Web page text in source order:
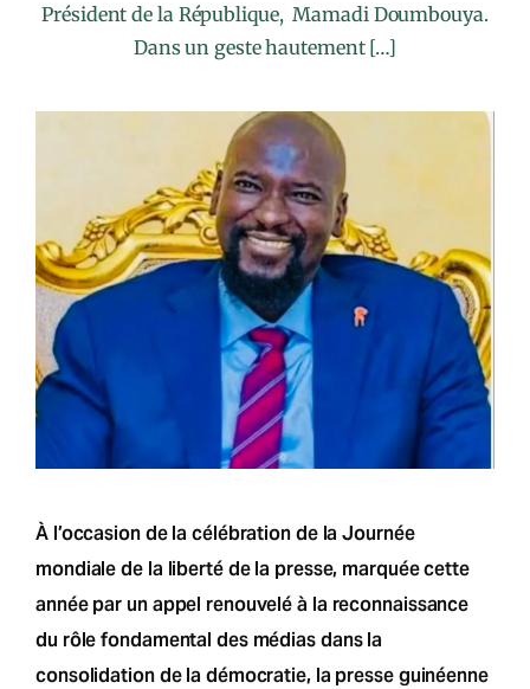
Président de la République, Mamadi Doumbouya.
Dans un geste hautement […]
À l’occasion de la célébration de la Journée
mondiale de la liberté de la presse, marquée cette
année par un appel renouvelé à la reconnaissance
du rôle fondamental des médias dans la
consolidation de la démocratie, la presse guinéenne